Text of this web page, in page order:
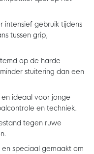
intensief gebruik tijdens
tussen grip,
op de harde
stuitering dan een
ideaal voor jonge
en techniek.
tegen ruwe
speciaal gemaakt om